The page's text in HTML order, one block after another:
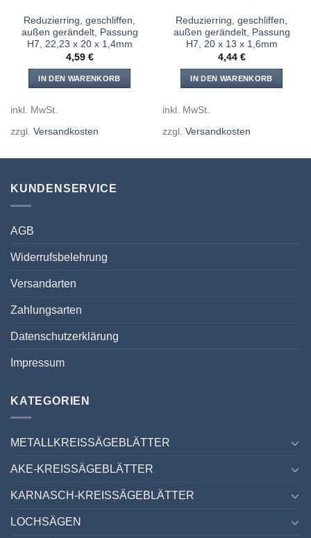
Reduzierring, geschliffen,
außen gerändelt, Passung
H7, 22,23 x 20 x 1,4mm
4,59 €
IN DEN WARENKORB
inkl. MwSt.
zzgl. Versandkosten
Reduzierring, geschliffen,
außen gerändelt, Passung
H7, 20 x 13 x 1,6mm
4,44 €
IN DEN WARENKORB
inkl. MwSt.
zzgl. Versandkosten
KUNDENSERVICE
AGB
Widerrufsbelehrung
Versandarten
Zahlungsarten
Datenschutzerklärung
Impressum
KATEGORIEN
METALLKREISSÄGEBLÄTTER
AKE-KREISSÄGEBLÄTTER
KARNASCH-KREISSÄGEBLÄTTER
LOCHSÄGEN